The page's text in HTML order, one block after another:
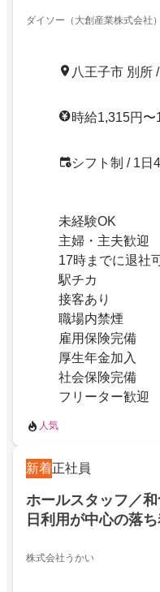
ダイソー（大創産業株式会社）
八王子市 別所
時給1,315円
シフト制 / 1日
未経験OK
主婦・主夫歓迎
17時までに退社
駅チカ
接客あり
職場内禁煙
雇用保険完備
厚生年金加入
社会保険完備
フリーター歓迎
人気
新着正社員
ホールスタッフ／
日利用が中心の落
株式会社うかい